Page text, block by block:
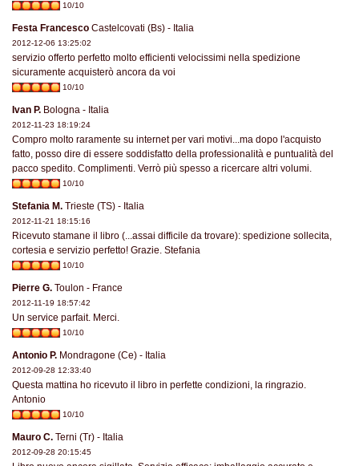
10/10
Festa Francesco Castelcovati (Bs) - Italia
2012-12-06 13:25:02
servizio offerto perfetto molto efficienti velocissimi nella spedizione
sicuramente acquisterò ancora da voi
10/10
Ivan P. Bologna - Italia
2012-11-23 18:19:24
Compro molto raramente su internet per vari motivi...ma dopo l'acquisto
fatto, posso dire di essere soddisfatto della professionalità e puntualità del
pacco spedito. Complimenti. Verrò più spesso a ricercare altri volumi.
10/10
Stefania M. Trieste (TS) - Italia
2012-11-21 18:15:16
Ricevuto stamane il libro (...assai difficile da trovare): spedizione sollecita,
cortesia e servizio perfetto! Grazie. Stefania
10/10
Pierre G. Toulon - France
2012-11-19 18:57:42
Un service parfait. Merci.
10/10
Antonio P. Mondragone (Ce) - Italia
2012-09-28 12:33:40
Questa mattina ho ricevuto il libro in perfette condizioni, la ringrazio.
Antonio
10/10
Mauro C. Terni (Tr) - Italia
2012-09-28 20:15:45